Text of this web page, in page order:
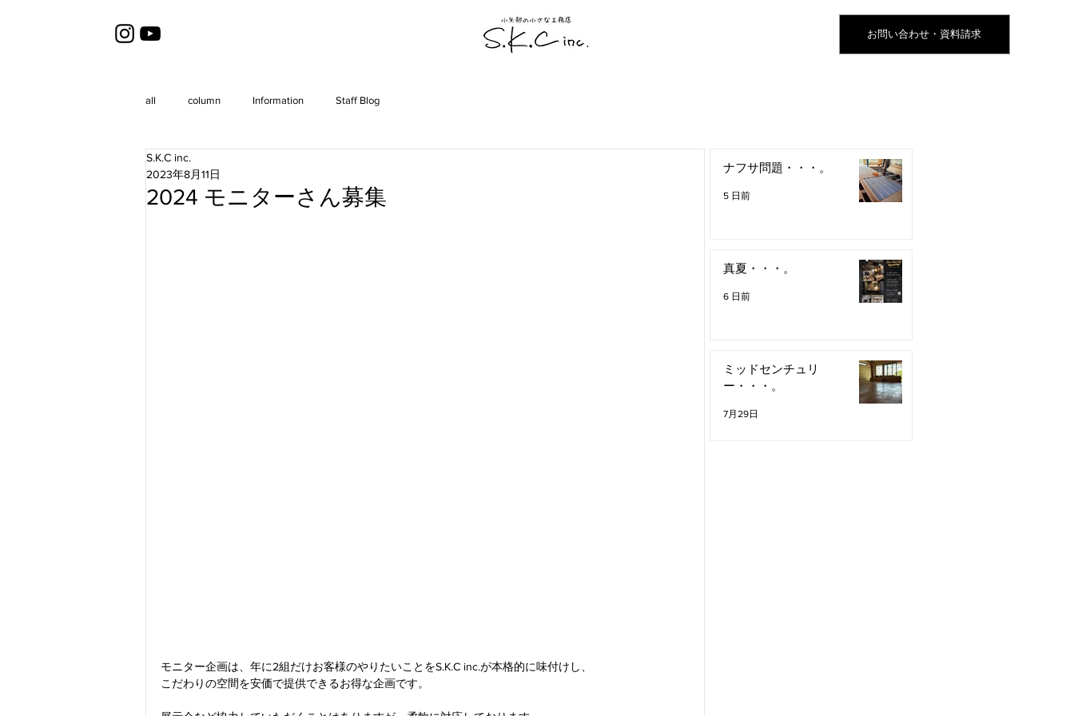
お問い合わせ・資料請求
all column Information Staff Blog
2024 モニターさん募集
S.K.C inc.
2023年8月11日
モニター企画は、年に2組だけお客様のやりたいことをS.K.C inc.が本格的に味付けし、
こだわりの空間を安価で提供できるお得な企画です。
ナフサ問題・・・。
5 日前
真夏・・・。
6 日前
ミッドセンチュリ
ー・・・。
7月29日